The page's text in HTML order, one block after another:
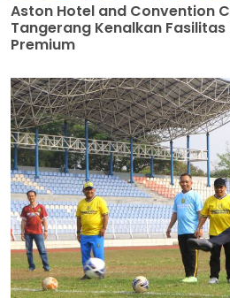
Aston Hotel and Convention
Tangerang Kenalkan Fasilitas
Premium